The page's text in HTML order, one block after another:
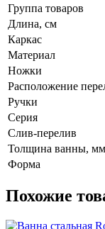
Группа товаров
Длина, см
Каркас
Материал
Ножки
Расположение
Ручки
Серия
Слив-перелив
Толщина ванны, мм
Форма
Похожие